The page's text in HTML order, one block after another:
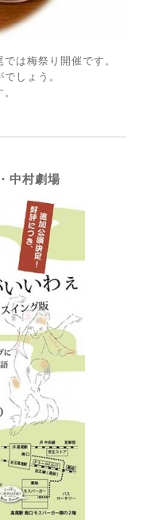
は梅祭り開催です。
しょう。
中村劇場